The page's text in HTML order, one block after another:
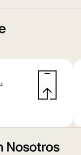
Nosotros